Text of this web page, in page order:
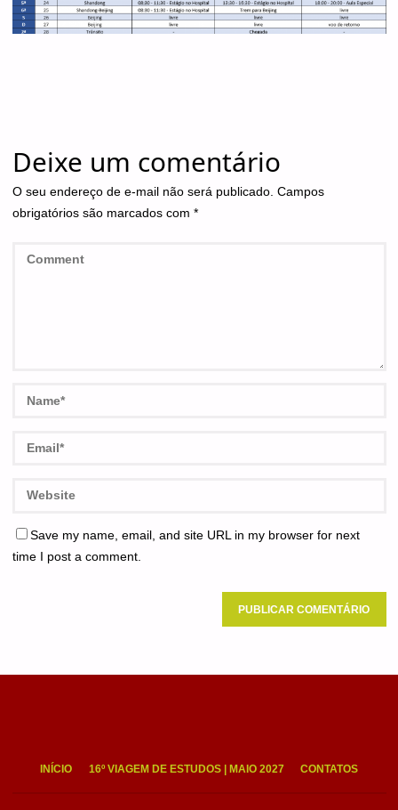
Deixe um comentário
O seu endereço de e-mail não será publicado. Campos
obrigatórios são marcados com *
Save my name, email, and site URL in my browser for next
time I post a comment.
INÍCIO 16º VIAGEM DE ESTUDOS | MAIO 2027 CONTATOS